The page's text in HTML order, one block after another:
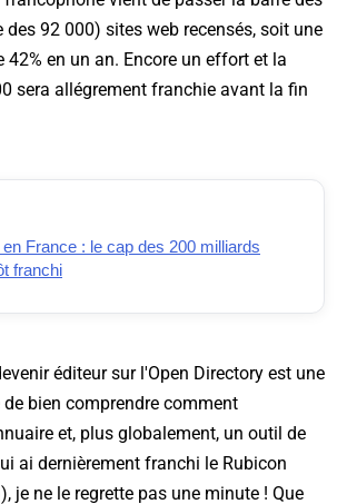
des 92 000) sites web recensés, soit une
en un an. Encore un effort et la
sera allégrement franchie avant la fin
France : le cap des 200 milliards
franchi
éditeur sur l'Open Directory est une
bien comprendre comment
et, plus globalement, un outil de
ai dernièrement franchi le Rubicon
je ne le regrette pas une minute ! Que